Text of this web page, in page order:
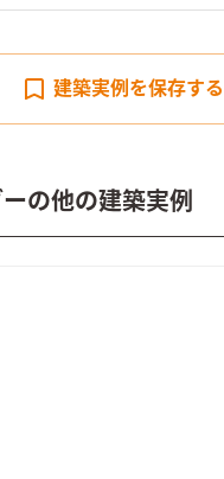
建築実例を保存する
の他の建築実例